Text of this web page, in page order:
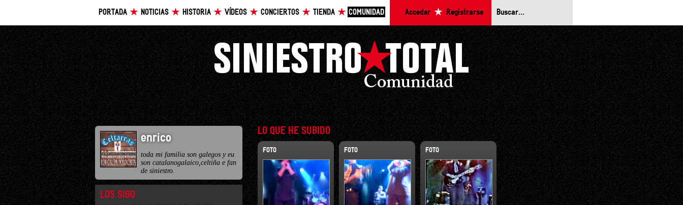
PORTADA NOTICIAS HISTORIA VÍDEOS CONCIERTOS TIENDA COMUNIDAD Acceder Registrarse
enrico
toda mi familia son galegos y eu
son catalanogalaico,celtiña e fan
de siniestro.
LOS SIGO
LO QUE HE SUBIDO
FOTO FOTO FOTO